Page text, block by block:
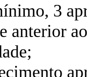
3
anterior